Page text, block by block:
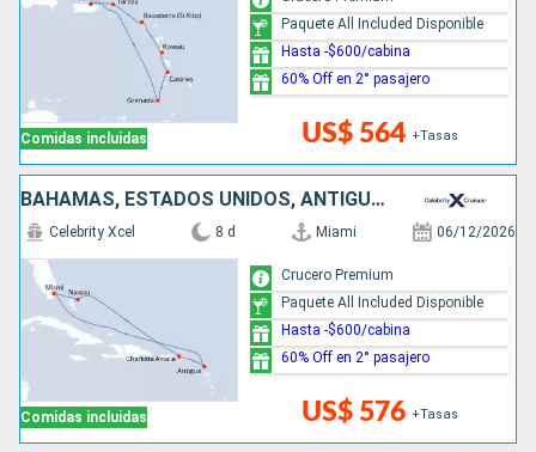
Comidas incluidas US$ 564 +Tasas
Paquete All Included Disponible
Hasta -$600/cabina
60% Off en 2° pasajero
BAHAMAS, ESTADOS UNIDOS, ANTIGUA Y BARBUDA
Comidas incluidas
Celebrity Xcel 8 d Miami 06/12/2026
US$ 576 +Tasas
Crucero Premium
Paquete All Included Disponible
Hasta -$600/cabina
60% Off en 2° pasajero